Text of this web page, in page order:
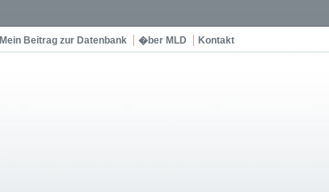
Mein Beitrag zur Datenbank �ber MLD Kontakt